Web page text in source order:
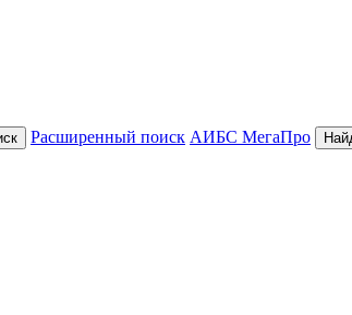
Расширенный поиск АИБС МегаПро